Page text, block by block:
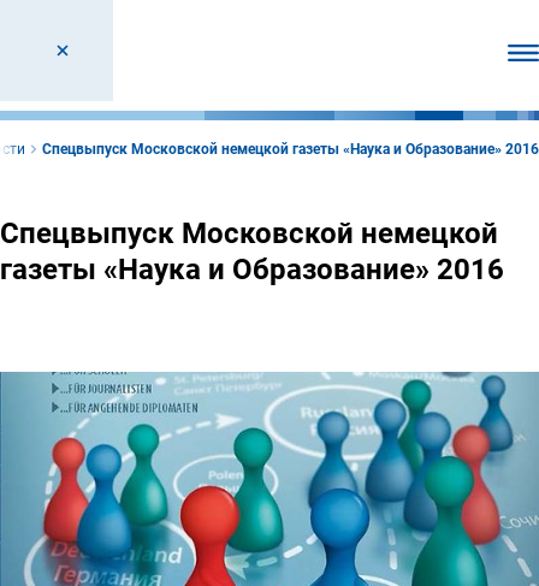
Спецвыпуск Московской немецкой газеты «Наука и Образование» 2016
Спецвыпуск Московской немецкой
газеты «Наука и Образование» 2016